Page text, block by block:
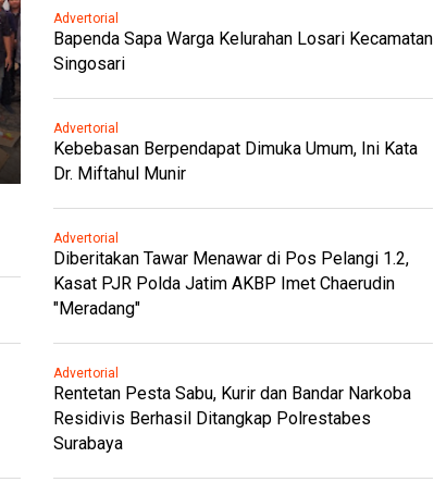
Advertorial
Bapenda Sapa Warga Kelurahan Losari Kecamatan
Singosari
Advertorial
Kebebasan Berpendapat Dimuka Umum, Ini Kata
Dr. Miftahul Munir
Advertorial
Diberitakan Tawar Menawar di Pos Pelangi 1.2,
Kasat PJR Polda Jatim AKBP Imet Chaerudin
"Meradang"
Advertorial
Rentetan Pesta Sabu, Kurir dan Bandar Narkoba
Residivis Berhasil Ditangkap Polrestabes
Surabaya